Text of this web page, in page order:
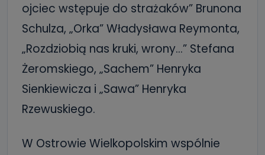
ojciec wstępuje do strażaków” Brunona
Schulza, „Orka” Władysława Reymonta,
„Rozdziobią nas kruki, wrony…” Stefana
Żeromskiego, „Sachem” Henryka
Sienkiewicza i „Sawa” Henryka
Rzewuskiego.
W Ostrowie Wielkopolskim wspólnie